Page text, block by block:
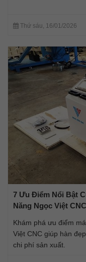
Thứ sáu, 16/01/2026
7 Ưu Điểm Nổi Bật
Năng Ngọc Việt CNC
Khám phá ưu điểm
Việt CNC giúp hàn
chi phí sản xuất.